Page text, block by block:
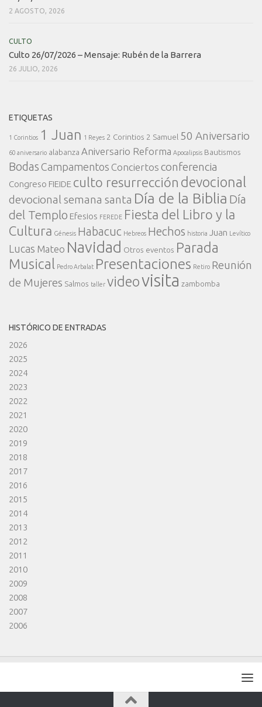
2 AGOSTO, 2026
CULTO
Culto 26/07/2026 – Mensaje: Rubén de la Barrera
26 JULIO, 2026
ETIQUETAS
1 Corintios 1 Juan 1 Reyes 2 Corintios 2 Samuel 50 Aniversario
60 aniversario alabanza Aniversario Reforma Apocalipsis Bautismos
Bodas Campamentos Conciertos conferencia
Congreso FIEIDE culto resurrección devocional
devocional semana santa Día de la Biblia Día
del Templo Efesios FEREDE Fiesta del Libro y la
Cultura Génesis Habacuc Hebreos Hechos historia Juan Levítico
Lucas Mateo Navidad Otros eventos Parada
Musical
Pedro Arbalat Presentaciones Retiro Reunión
de Mujeres Salmos taller videovisita zambomba
HISTÓRICO DE ENTRADAS
2026
2025
2024
2023
2022
2021
2020
2019
2018
2017
2016
2015
2014
2013
2012
2011
2010
2009
2008
2007
2006